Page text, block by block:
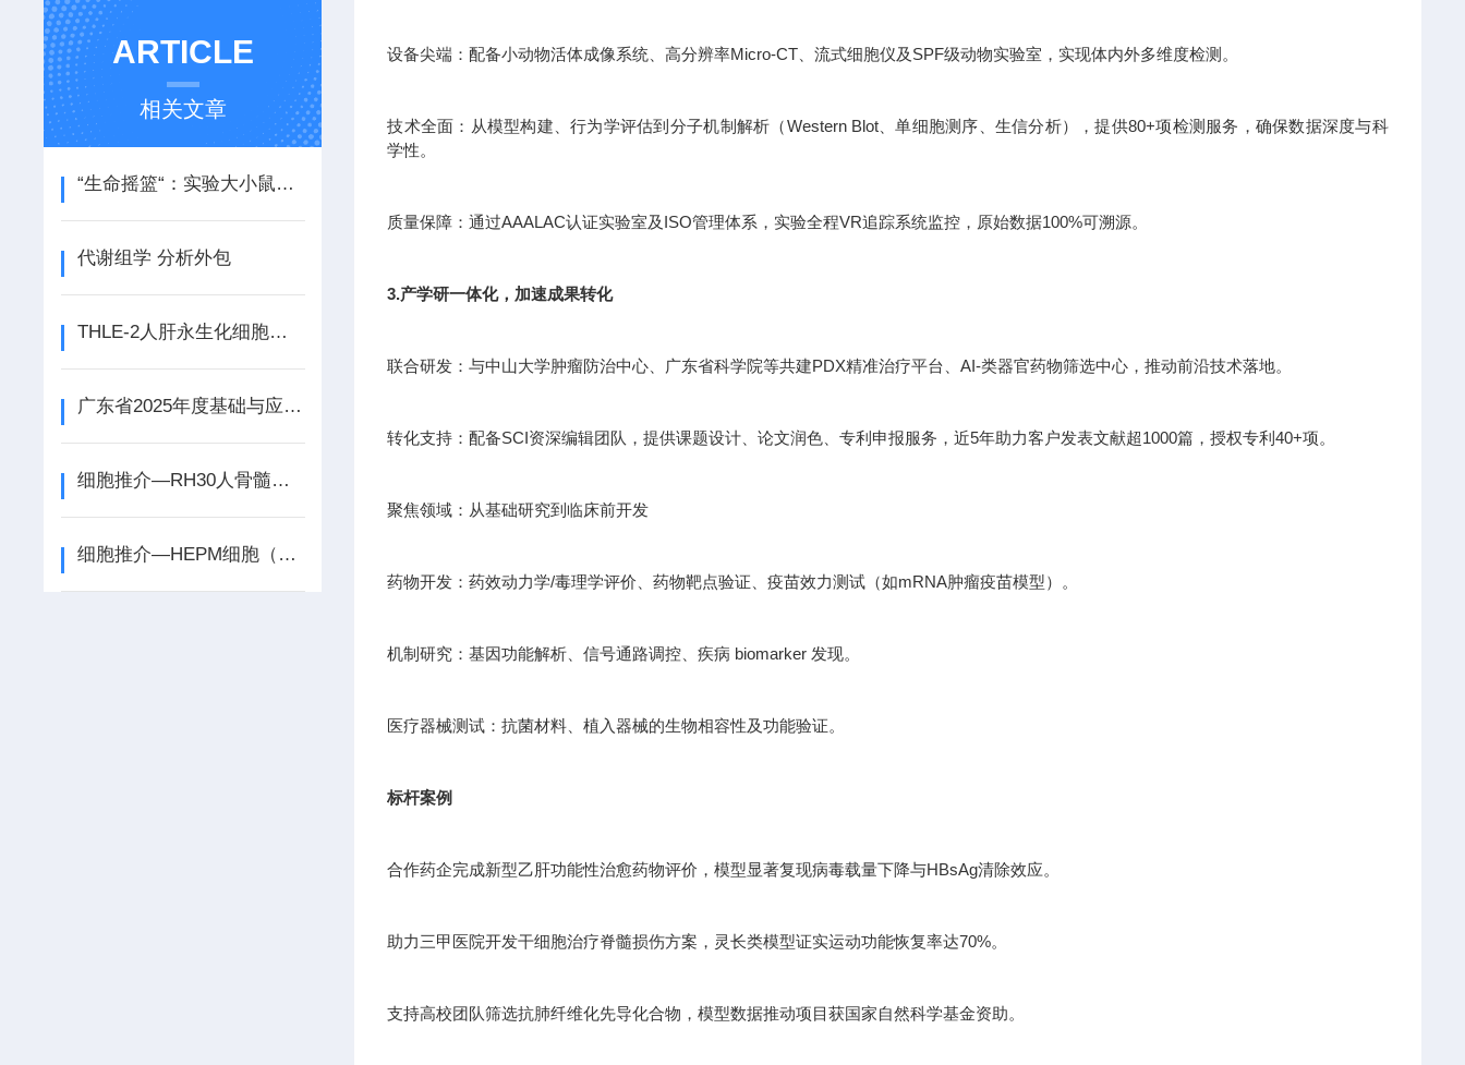
ARTICLE
相关文章
“生命摇篮“：实验大小鼠代养繁育的科学与艺术
代谢组学 分析外包
THLE-2人肝永生化细胞：探索生命之河的永动轮
广东省2025年度基础与应用基础研究基金企业联合基金项目申报中
细胞推介—RH30人骨髓横纹肌肉癌细胞
细胞推介—HEPM细胞（人胚胎腭间充质细胞）
设备尖端：配备小动物活体成像系统、高分辨率Micro-CT、流式细胞仪及SPF级动物实验室，实现体内外多维度检测。
技术全面：从模型构建、行为学评估到分子机制解析（Western Blot、单细胞测序、生信分析），提供80+项检测服务，确保数据深度与科
学性。
质量保障：通过AAALAC认证实验室及ISO管理体系，实验全程VR追踪系统监控，原始数据100%可溯源。
3.产学研一体化，加速成果转化
联合研发：与中山大学肿瘤防治中心、广东省科学院等共建PDX精准治疗平台、AI-类器官药物筛选中心，推动前沿技术落地。
转化支持：配备SCI资深编辑团队，提供课题设计、论文润色、专利申报服务，近5年助力客户发表文献超1000篇，授权专利40+项。
聚焦领域：从基础研究到临床前开发
药物开发：药效动力学/毒理学评价、药物靶点验证、疫苗效力测试（如mRNA肿瘤疫苗模型）。
机制研究：基因功能解析、信号通路调控、疾病 biomarker 发现。
医疗器械测试：抗菌材料、植入器械的生物相容性及功能验证。
标杆案例
合作药企完成新型乙肝功能性治愈药物评价，模型显著复现病毒载量下降与HBsAg清除效应。
助力三甲医院开发干细胞治疗脊髓损伤方案，灵长类模型证实运动功能恢复率达70%。
支持高校团队筛选抗肺纤维化先导化合物，模型数据推动项目获国家自然科学基金资助。